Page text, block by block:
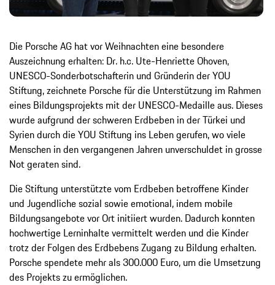
Die Porsche AG hat vor Weihnachten eine besondere
Auszeichnung erhalten: Dr. h.c. Ute-Henriette Ohoven,
UNESCO-Sonderbotschafterin und Gründerin der YOU
Stiftung, zeichnete Porsche für die Unterstützung im Rahmen
eines Bildungsprojekts mit der UNESCO-Medaille aus. Dieses
wurde aufgrund der schweren Erdbeben in der Türkei und
Syrien durch die YOU Stiftung ins Leben gerufen, wo viele
Menschen in den vergangenen Jahren unverschuldet in grosse
Not geraten sind.
Die Stiftung unterstützte vom Erdbeben betroffene Kinder
und Jugendliche sozial sowie emotional, indem mobile
Bildungsangebote vor Ort initiiert wurden. Dadurch konnten
hochwertige Lerninhalte vermittelt werden und die Kinder
trotz der Folgen des Erdbebens Zugang zu Bildung erhalten.
Porsche spendete mehr als 300.000 Euro, um die Umsetzung
des Projekts zu ermöglichen.